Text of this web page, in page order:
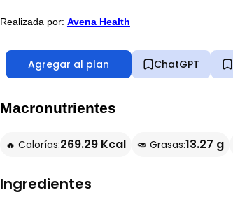
Realizada por: Avena Health
Agregar al plan ChatGPT
Macronutrientes
🔥 Calorías:269.29 Kcal 🥑 Grasas:13.27 g
Ingredientes